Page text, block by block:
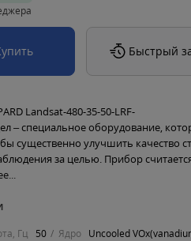
Быстрый
Landsat-480-35-50-LRF-
– специальное оборудование,
существенно улучшить качество
за целью. Прибор
Гц 50 Ядро Uncooled